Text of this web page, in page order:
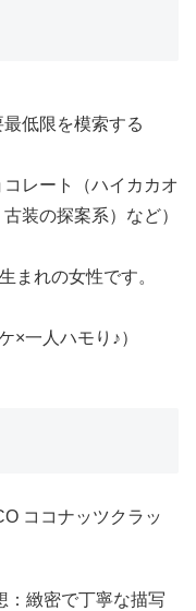
低限を模索する
レート（ハイカカオ
装の探案系）など）
まれの女性です。
×一人ハモり♪）
ココナッツクラッ
：緻密で丁寧な描写